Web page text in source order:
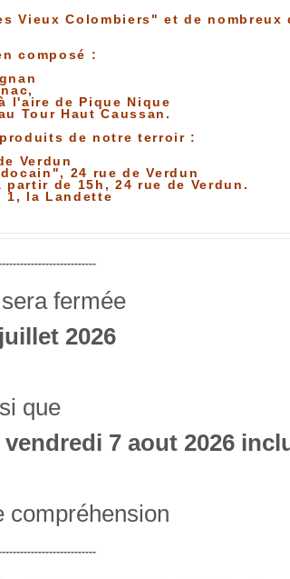
Vieux Colombiers" et de nombreux
composé :
l'aire de Pique Nique
Tour Haut Caussan.
de notre terroir :
Verdun
24 rue de Verdun
de 15h, 24 rue de Verdun.
1, la Landette
fermée
2026
que
7 aout 2026
compréhension